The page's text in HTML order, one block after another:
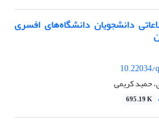
دانشجویان دانشگاه‌های افسری
10.22034/
حمید کریمی
695.19 K